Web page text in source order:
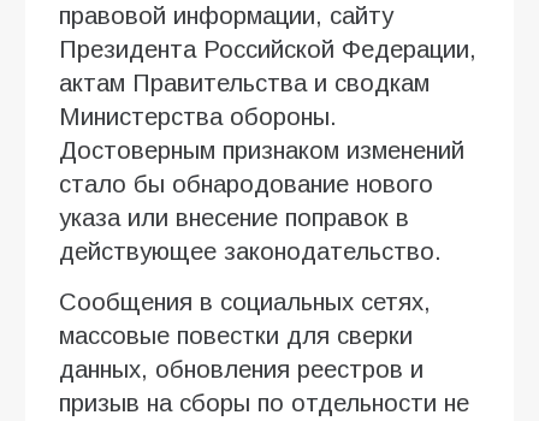
правовой информации, сайту
Президента Российской Федерации,
актам Правительства и сводкам
Министерства обороны.
Достоверным признаком изменений
стало бы обнародование нового
указа или внесение поправок в
действующее законодательство.
Сообщения в социальных сетях,
массовые повестки для сверки
данных, обновления реестров и
призыв на сборы по отдельности не